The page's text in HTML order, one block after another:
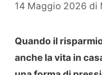
14 Maggio 2026 di
Quando il
anche la vita in